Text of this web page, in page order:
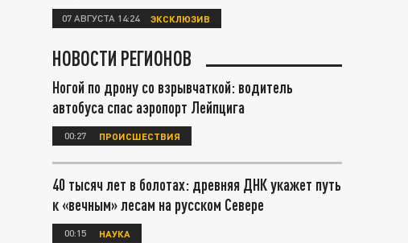
07 АВГУСТА 14:24 ЭКСКЛЮЗИВ
НОВОСТИ РЕГИОНОВ
Ногой по дрону со взрывчаткой: водитель
автобуса спас аэропорт Лейпцига
00:27 ПРОИСШЕСТВИЯ
40 тысяч лет в болотах: древняя ДНК укажет путь
к «вечным» лесам на русском Севере
00:15 НАУКА